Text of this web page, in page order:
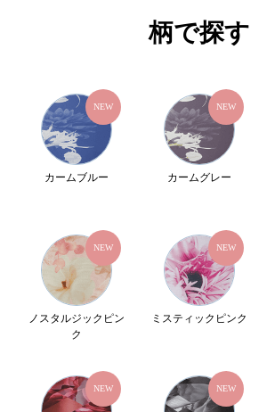
柄で探す
NEW
カームブルー
NEW
カームグレー
NEW
ノスタルジックピン
ク
NEW
ミスティックピンク
NEW NEW